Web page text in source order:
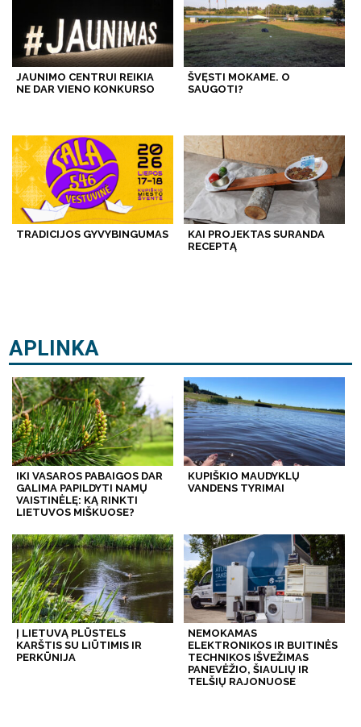
JAUNIMO CENTRUI REIKIA
NE DAR VIENO KONKURSO
ŠVĘSTI MOKAME. O
SAUGOTI?
TRADICIJOS GYVYBINGUMAS
KAI PROJEKTAS SURANDA
RECEPTĄ
APLINKA
IKI VASAROS PABAIGOS DAR
GALIMA PAPILDYTI NAMŲ
VAISTINĖLĘ: KĄ RINKTI
LIETUVOS MIŠKUOSE?
KUPIŠKIO MAUDYKLŲ
VANDENS TYRIMAI
Į LIETUVĄ PLŪSTELS
KARŠTIS SU LIŪTIMIS IR
PERKŪNIJA
NEMOKAMAS
ELEKTRONIKOS IR BUITINĖS
TECHNIKOS IŠVEŽIMAS
PANEVĖŽIO, ŠIAULIŲ IR
TELŠIŲ RAJONUOSE